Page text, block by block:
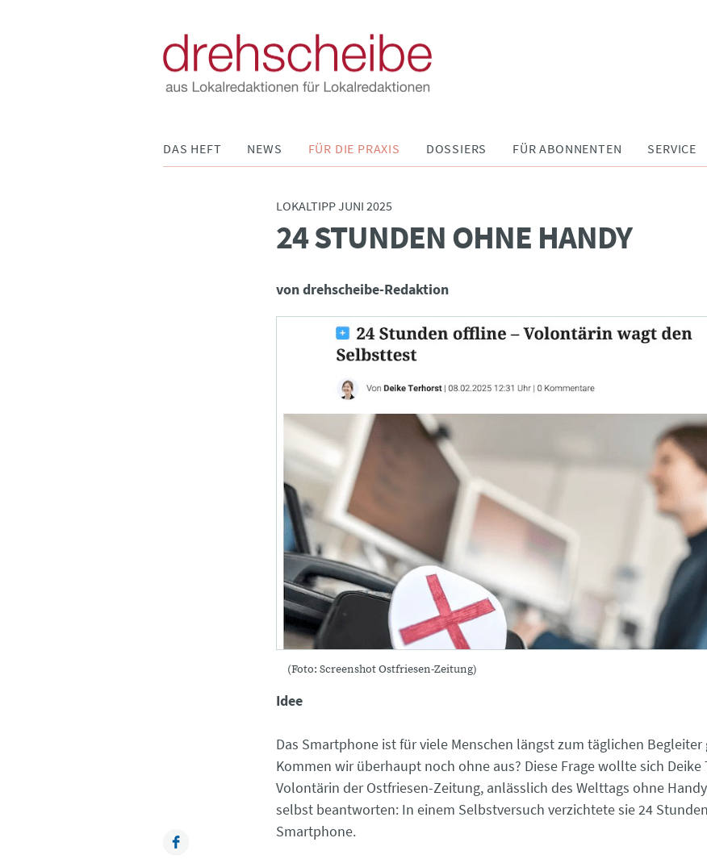
DAS HEFT NEWS FÜR DIE PRAXIS DOSSIERS FÜR ABONNENTEN SERVICE
LOKALTIPP JUNI 2025
:24 STUNDEN OHNE HANDY
von drehscheibe-Redaktion
(Foto: Screenshot Ostfriesen-Zeitung)
Idee
Das Smartphone ist für viele Menschen längst zum täglichen Begleiter
Kommen wir überhaupt noch ohne aus? Diese Frage wollte sich Deike
Volontärin der Ostfriesen-Zeitung, anlässlich des Welttags ohne
selbst beantworten: In einem Selbstversuch verzichtete sie 24
Smartphone.